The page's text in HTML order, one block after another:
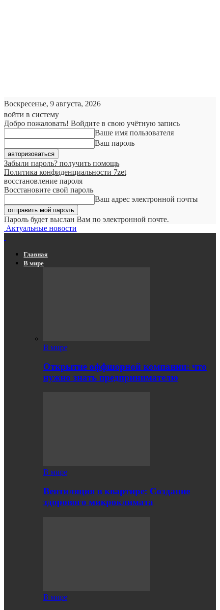
Воскресенье, 9 августа, 2026
войти в систему
Добро пожаловать! Войдите в свою учётную запись
Ваше имя пользователя
Ваш пароль
Забыли пароль? получить помощь
Политика конфиденциальности 7zet
восстановление пароля
Восстановите свой пароль
Ваш адрес электронной почты
Пароль будет выслан Вам по электронной почте.
Актуальные новости
Главная
В мире
В мире
Открытие оффшорной компании: что
нужно знать предпринимателю
В мире
Вентиляция в квартире: Создание
здорового микроклимата
В мире